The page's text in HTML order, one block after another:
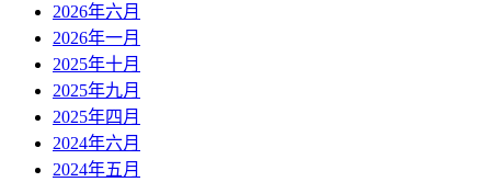
2026年六月
2026年一月
2025年十月
2025年九月
2025年四月
2024年六月
2024年五月